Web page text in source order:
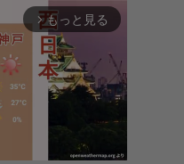
arrow_forward_ios もっと見る